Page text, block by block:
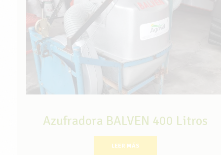
Azufradora BALVEN 400 Litros
LEER MÁS